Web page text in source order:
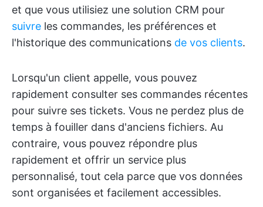
et que vous utilisiez une solution CRM pour
suivre les commandes, les préférences et
l'historique des communications de vos clients.
Lorsqu'un client appelle, vous pouvez
rapidement consulter ses commandes récentes
pour suivre ses tickets. Vous ne perdez plus de
temps à fouiller dans d'anciens fichiers. Au
contraire, vous pouvez répondre plus
rapidement et offrir un service plus
personnalisé, tout cela parce que vos données
sont organisées et facilement accessibles.